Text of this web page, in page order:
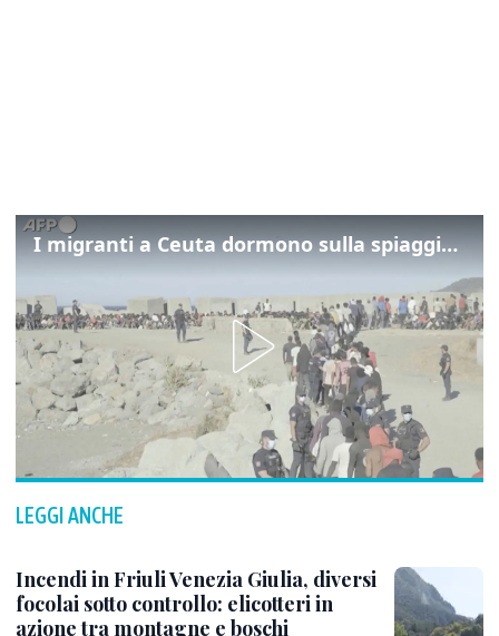
I migranti a Ceuta dormono sulla spiaggia: "Vogliamo entrare in Europa"
LEGGI ANCHE
Incendi in Friuli Venezia Giulia, diversi
focolai sotto controllo: elicotteri in
azione tra montagne e boschi